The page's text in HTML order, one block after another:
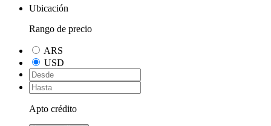
Ubicación
Rango de precio
ARS
USD
Apto crédito